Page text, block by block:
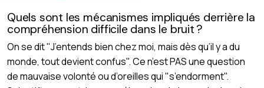
Quels sont les mécanismes impliqués derrière la
compréhension difficile dans le bruit ?
On se dit "J’entends bien chez moi, mais dès qu’il y a du
monde, tout devient confus". Ce n’est PAS une question
de mauvaise volonté ou d’oreilles qui "s’endorment".